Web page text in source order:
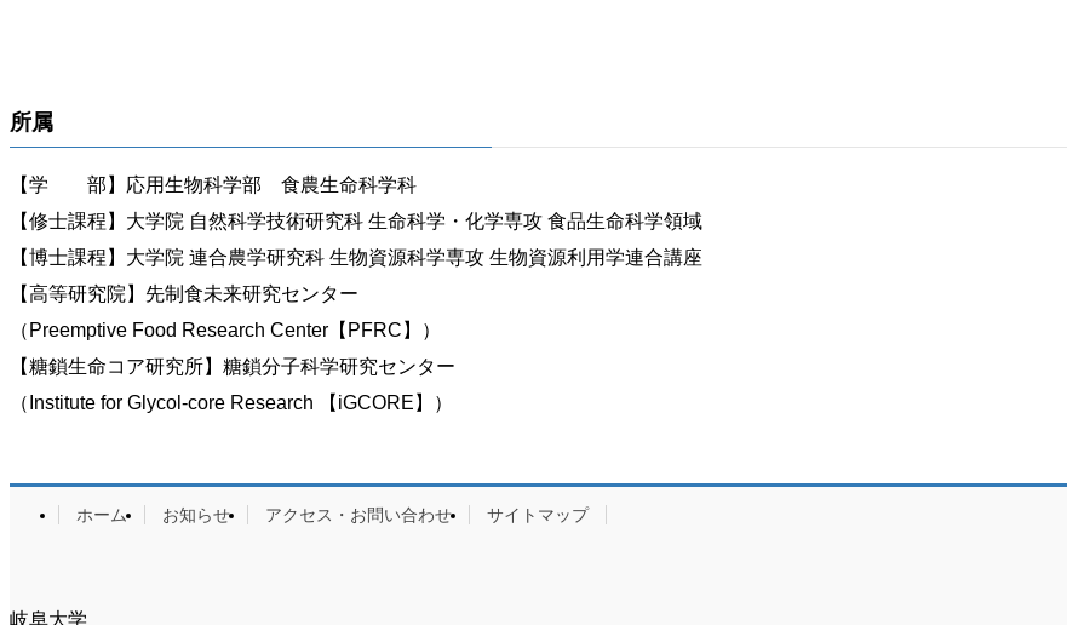
所属
【学 部】応用生物科学部 食農生命科学科
【修士課程】大学院 自然科学技術研究科 生命科学・化学専攻 食品生命科学領域
【博士課程】大学院 連合農学研究科 生物資源科学専攻 生物資源利用学連合講座
【高等研究院】先制食未来研究センター
（Preemptive Food Research Center【PFRC】）
【糖鎖生命コア研究所】糖鎖分子科学研究センター
（Institute for Glycol-core Research 【iGCORE】）
ホーム お知らせ アクセス・お問い合わせ サイトマップ
岐阜大学